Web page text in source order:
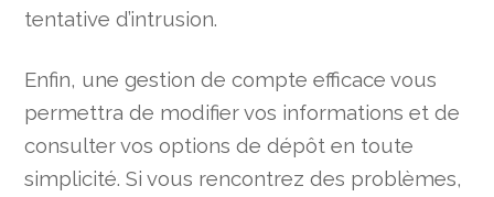
tentative d’intrusion.
Enfin, une gestion de compte efficace vous
permettra de modifier vos informations et de
consulter vos options de dépôt en toute
simplicité. Si vous rencontrez des problèmes,